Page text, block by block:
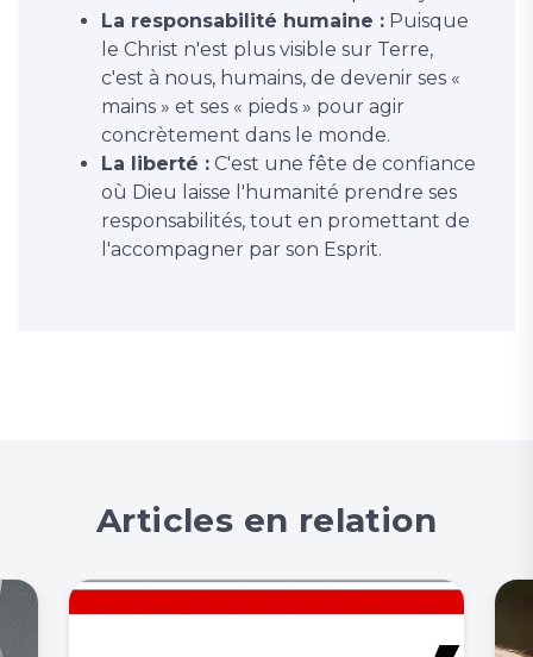
La responsabilité humaine : Puisque
le Christ n'est plus visible sur Terre,
c'est à nous, humains, de devenir ses «
mains » et ses « pieds » pour agir
concrètement dans le monde.
La liberté : C'est une fête de confiance
où Dieu laisse l'humanité prendre ses
responsabilités, tout en promettant de
l'accompagner par son Esprit.
Articles en relation